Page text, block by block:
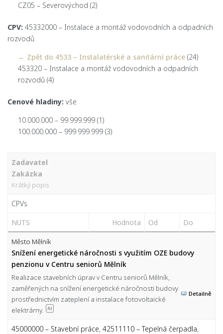
CZ05 – Severovýchod (2)
CPV: 45332000 – Instalace a montáž vodovodních a odpadních
rozvodů
← Zpět do 4533 – Instalatérské a sanitární práce (24)
453320 – Instalace a montáž vodovodních a odpadních
rozvodů (4)
Cenové hladiny: vše
10.000.000 – 99.999.999 (1)
100.000.000 – 999.999.999 (3)
Zadavatel
Zakázka
Krátký popis
CPVs
NUTS
Hodnota Od Do
Město Mělník
Snížení energetické náročnosti s využitím OZE budovy
penzionu v Centru seniorů Mělník
Realizace stavebních úprav v Centru seniorů Mělník,
zaměřených na snížení energetické náročnosti budovy
prostřednictvím zateplení a instalace fotovoltaické
elektrárny.
AI
Detailně
45000000 – Stavební práce, 42511110 – Tepelná čerpadla,